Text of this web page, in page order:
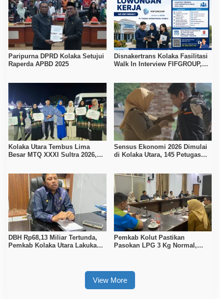
Paripurna DPRD Kolaka Setujui
Raperda APBD 2025
Disnakertrans Kolaka Fasilitasi
Walk In Interview FIFGROUP,
Kolaka Utara Tembus Lima
Besar MTQ XXXI Sultra 2026,
Sensus Ekonomi 2026 Dimulai
di Kolaka Utara, 145 Petugas
DBH Rp68,13 Miliar Tertunda,
Pemkab Kolaka Utara Lakukan
Pemkab Kolut Pastikan
Pasokan LPG 3 Kg Normal,
View More